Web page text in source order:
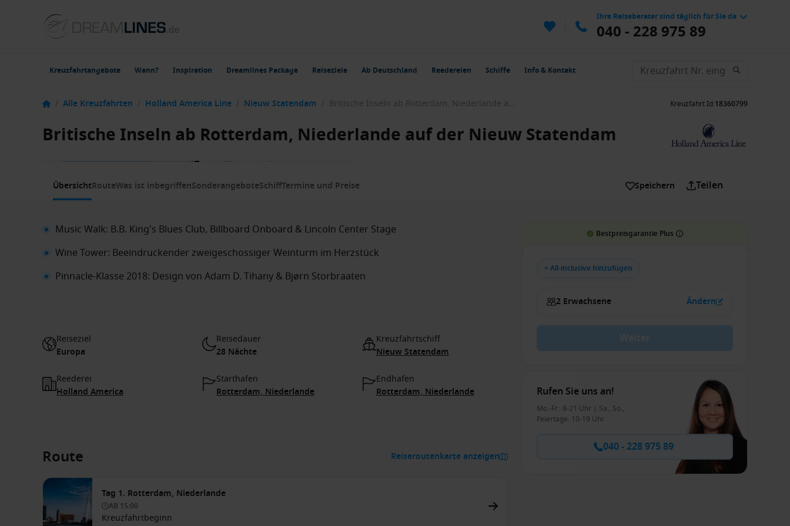
Ihre Reiseberater sind täglich für Sie da
040 - 228 975 89
Kreuzfahrtangebote Wann? Inspiration Dreamlines Package Reiseziele Ab Deutschland Reedereien Schiffe Info & Kontakt
/ Alle Kreuzfahrten / Holland America Line / Nieuw Statendam / Britische Inseln ab Rotterdam, Niederlande auf der Nieuw Statendam Kreuzfahrt Id:18360799
Britische Inseln ab Rotterdam, Niederlande auf der Nieuw Statendam
1 / 18
ÜbersichtRouteWas ist inbegriffenSonderangeboteSchiffTermine und Preise Speichern Teilen
Music Walk: B.B. King's Blues Club, Billboard Onboard & Lincoln Center Stage
Wine Tower: Beeindruckender zweigeschossiger Weinturm im Herzstück
Pinnacle-Klasse 2018: Design von Adam D. Tihany & Bjørn Storbraaten
Reiseziel
Europa
Reisedauer
28 Nächte
Kreuzfahrtschiff
Nieuw Statendam
Reederei
Holland America
Starthafen
Rotterdam, Niederlande
Endhafen
Rotterdam, Niederlande
Route Reiseroutenkarte anzeigen
Tag 1. Rotterdam, Niederlande
AB 15:00
Kreuzfahrtbeginn
Bestpreisgarantie Plus
+ All-inclusive hinzufügen
2 Erwachsene Ändern
Rufen Sie uns an!
Mo.-Fr.: 8-21 Uhr | Sa., So.,
Feiertage: 10-19 Uhr
040 - 228 975 89